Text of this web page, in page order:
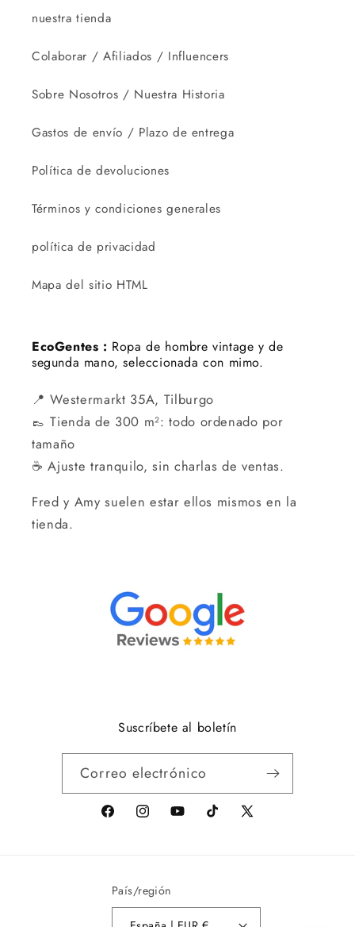
nuestra tienda
Colaborar / Afiliados / Influencers
Sobre Nosotros / Nuestra Historia
Gastos de envío / Plazo de entrega
Política de devoluciones
Términos y condiciones generales
política de privacidad
Mapa del sitio HTML
EcoGentes : Ropa de hombre vintage y de
segunda mano, seleccionada con mimo.
📍 Westermarkt 35A, Tilburgo
👞 Tienda de 300 m²: todo ordenado por
tamaño
☕ Ajuste tranquilo, sin charlas de ventas.
Fred y Amy suelen estar ellos mismos en la
tienda.
Suscríbete al boletín
Correo electrónico
facebookInstagramyoutubetiktok
X
País/región